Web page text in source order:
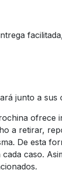
junto a
a retirar,
De esta
caso.